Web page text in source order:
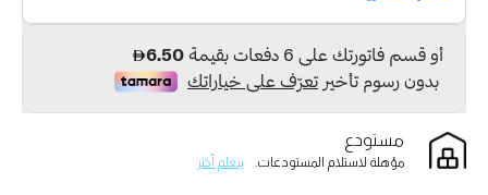
مستودع
مؤهلة لاستلام المستودعات. يتعلم أكثر